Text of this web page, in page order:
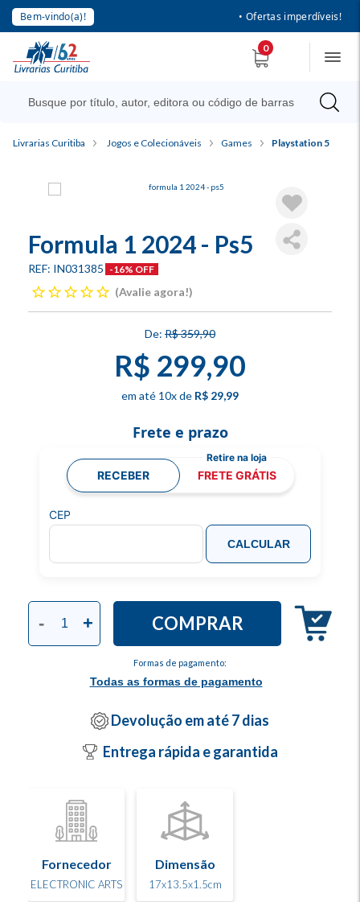
Bem-vindo(a)! • Ofertas imperdíveis!
0
Livrarias Curitiba Jogos e Colecionáveis Games Playstation 5
Formula 1 2024 - Ps5
IN031385 -16% OFF
Avalie agora!
R$ 359,90
R$ 299,90
10x R$ 29,99
Formas de pagamento:
Todas as formas de pagamento
- + COMPRAR
Frete e prazo
RECEBER FRETE GRÁTIS
CEP
CALCULAR
Devolução em até 7 dias
Entrega rápida e garantida
Fornecedor
ELECTRONIC ARTS
Dimensão
17x13.5x1.5cm